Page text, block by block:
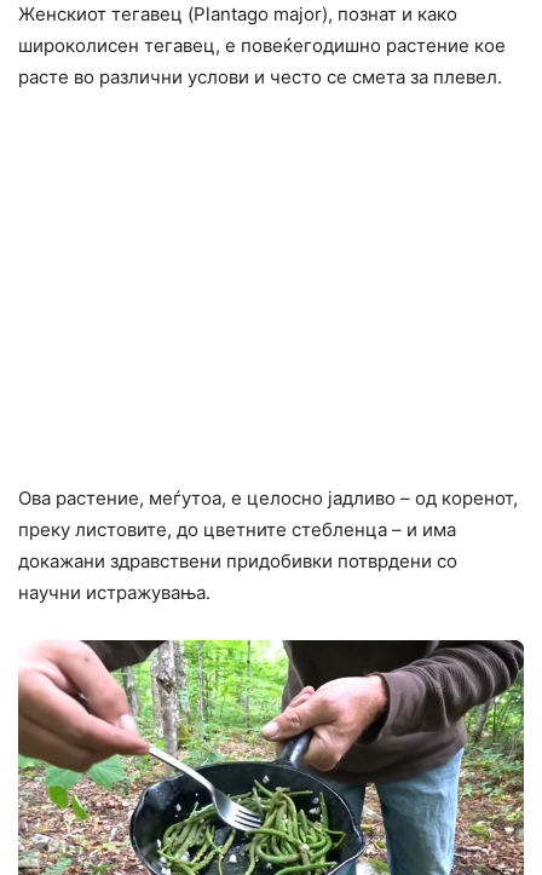
Женскиот тегавец (Plantago major), познат и како
широколисен тегавец, е повеќегодишно растение кое
расте во различни услови и често се смета за плевел.
Ова растение, меѓутоа, е целосно јадливо – од коренот,
преку листовите, до цветните стебленца – и има
докажани здравствени придобивки потврдени со
научни истражувања.